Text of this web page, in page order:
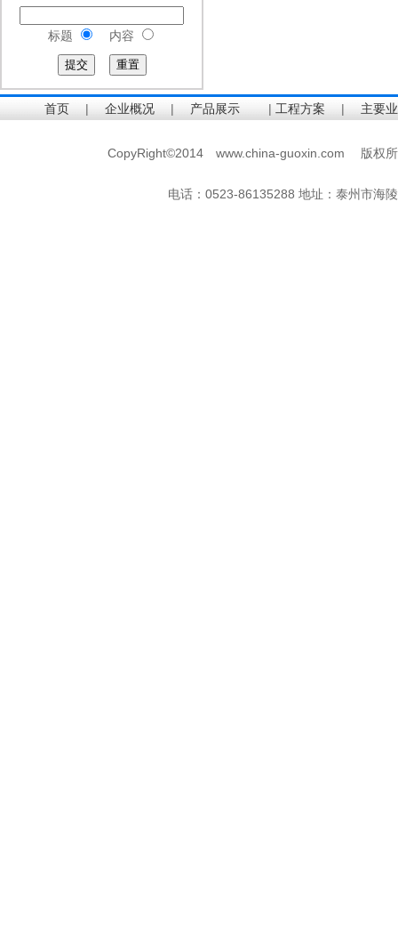
标题 内容
首页 | 企业概况 | 产品展示 | 工程方案 | 主要
CopyRight©2014 www.china-guoxin.com 版权所
电话：0523-86135288 地址： 泰州市海